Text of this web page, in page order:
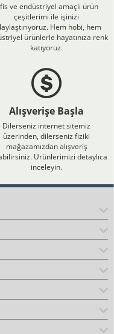
ve endüstriyel amaçlı ürün
çeşitlerimi ile işinizi
Hem hobi, hem
ürünlerle hayatınıza renk
katıyoruz.
Alışverişe Başla
Dilerseniz internet sitemiz
üzerinden, dilerseniz fiziki
mağazamızdan alışveriş
Ürünlerimizi detaylıca
inceleyin.